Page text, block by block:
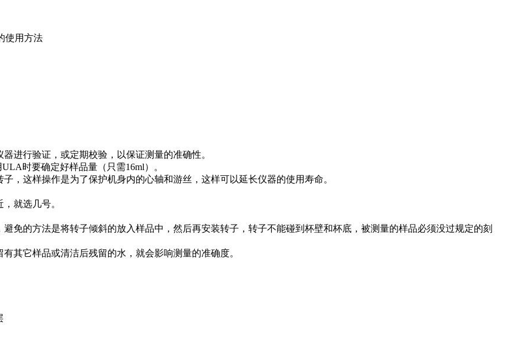
使用方法
进行验证，或定期校验，以保证测量的准确性。
时要确定好样品量（只需16ml）。
，这样操作是为了保护机身内的心轴和游丝，这样可以延长仪器的使用寿命。
就选几号。
免的方法是将转子倾斜的放入样品中，然后再安装转子，转子不能碰到杯壁和杯底，被测量的样品必须没过规定的刻
其它样品或清洁后残留的水，就会影响测量的准确度。